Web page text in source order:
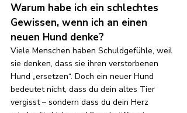
Warum habe ich ein schlechtes
Gewissen, wenn ich an einen
neuen Hund denke?
Viele Menschen haben Schuldgefühle, weil
sie denken, dass sie ihren verstorbenen
Hund „ersetzen“. Doch ein neuer Hund
bedeutet nicht, dass du dein altes Tier
vergisst – sondern dass du dein Herz